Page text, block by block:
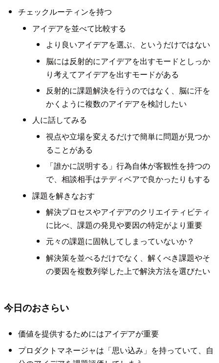
チェックルーティンを持つ
アイデアを並べて比較する
より良いアイデアを選ぶ、というだけではない
脳には反射的にアイデアを出すモードとしっか
り考えてアイデアを出すモードがある
反射的に課題解決を行うのではなく、脳に汗を
かくように複数のアイデアを検討したい
人に話してみる
視点や立場を変えるだけで簡単に問題が見つか
ることがある
「誰かに説明する」行為自体が客観性を持つの
で、相談相手はテディベアで良かったりもする
課題を解きなおす
解決プロセスやアイデアのクリエイティビティ
に比べ、課題の発見や要因の特定がより重要
元々の課題に固執してしまっていないか？
解決策を並べるだけでなく、解くべき課題やそ
の要因を複数列挙した上で解決方法を選びたい
今日のおさらい
価値を提供するためにはアイデアが重要
プロダクトマネージャは「思い込み」を持っていて、自